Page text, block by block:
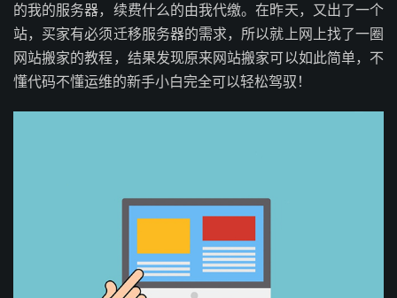
的我的服务器，续费什么的由我代缴。在昨天，又出了一个
站，买家有必须迁移服务器的需求，所以就上网上找了一圈
网站搬家的教程，结果发现原来网站搬家可以如此简单，不
懂代码不懂运维的新手小白完全可以轻松驾驭！